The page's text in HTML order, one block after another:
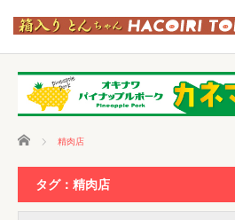
ホーム 精肉店
タグ：精肉店